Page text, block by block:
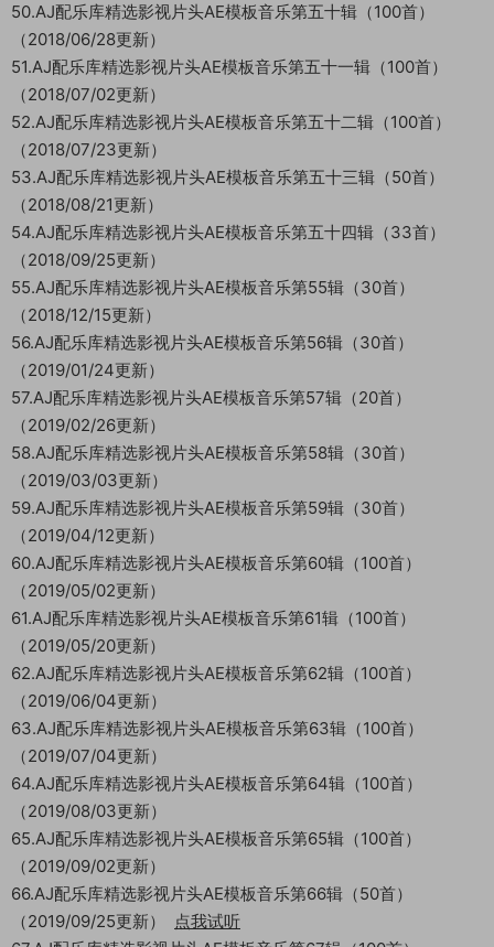
50.AJ配乐库精选影视片头AE模板音乐第五十辑（100首）
（2018/06/28更新）
51.AJ配乐库精选影视片头AE模板音乐第五十一辑（100首）
（2018/07/02更新）
52.AJ配乐库精选影视片头AE模板音乐第五十二辑（100首）
（2018/07/23更新）
53.AJ配乐库精选影视片头AE模板音乐第五十三辑（50首）
（2018/08/21更新）
54.AJ配乐库精选影视片头AE模板音乐第五十四辑（33首）
（2018/09/25更新）
55.AJ配乐库精选影视片头AE模板音乐第55辑（30首）
（2018/12/15更新）
56.AJ配乐库精选影视片头AE模板音乐第56辑（30首）
（2019/01/24更新）
57.AJ配乐库精选影视片头AE模板音乐第57辑（20首）
（2019/02/26更新）
58.AJ配乐库精选影视片头AE模板音乐第58辑（30首）
（2019/03/03更新）
59.AJ配乐库精选影视片头AE模板音乐第59辑（30首）
（2019/04/12更新）
60.AJ配乐库精选影视片头AE模板音乐第60辑（100首）
（2019/05/02更新）
61.AJ配乐库精选影视片头AE模板音乐第61辑（100首）
（2019/05/20更新）
62.AJ配乐库精选影视片头AE模板音乐第62辑（100首）
（2019/06/04更新）
63.AJ配乐库精选影视片头AE模板音乐第63辑（100首）
（2019/07/04更新）
64.AJ配乐库精选影视片头AE模板音乐第64辑（100首）
（2019/08/03更新）
65.AJ配乐库精选影视片头AE模板音乐第65辑（100首）
（2019/09/02更新）
66.AJ配乐库精选影视片头AE模板音乐第66辑（50首）
（2019/09/25更新）
点我试听